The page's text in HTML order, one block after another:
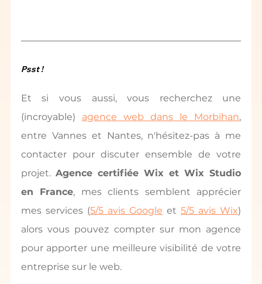
Psst !
Et si vous aussi, vous recherchez une
(incroyable) agence web dans le Morbihan,
entre Vannes et Nantes, n'hésitez-pas à me
contacter pour discuter ensemble de votre
projet. Agence certifiée Wix et Wix Studio
en France, mes clients semblent apprécier
mes services (5/5 avis Google et 5/5 avis Wix)
alors vous pouvez compter sur mon agence
pour apporter une meilleure visibilité de votre
entreprise sur le web.